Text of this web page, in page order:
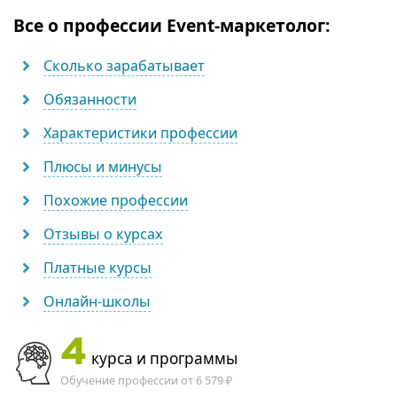
Все о профессии Event-маркетолог:
Сколько зарабатывает
Обязанности
Характеристики профессии
Плюсы и минусы
Похожие профессии
Отзывы о курсах
Платные курсы
Онлайн-школы
4 курса и программы
Обучение профессии от 6 579 ₽